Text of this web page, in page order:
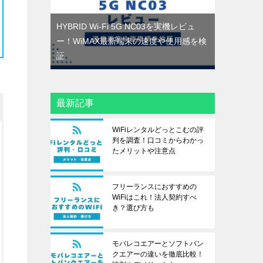
HYBRID Wi-Fi 5G NC03を実機レビュ
ー！WiMAX最新端末の速度や使用感を検
証
最新記事
WiFiレンタルどっとこむの評
判を調査！口コミからわかっ
たメリットや注意点
フリーランスにおすすめの
WiFiはこれ！法人契約すべ
き？選び方も
モバレコエアーとソフトバン
クエアーの違いを徹底比較！